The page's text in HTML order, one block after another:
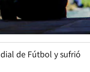
de Fútbol y sufrió